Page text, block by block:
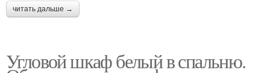
читать дальше →
Угловой шкаф белый в спальню.